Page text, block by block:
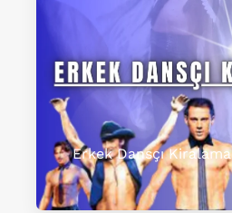
Erkek Dansçı Kiralama​